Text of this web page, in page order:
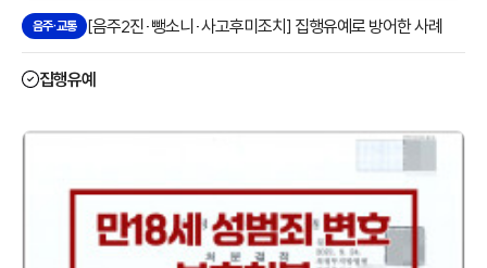
음주·교통 [음주2진·뺑소니·사고후미조치] 집행유예로 방어한 사례
집행유예